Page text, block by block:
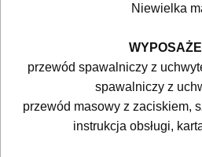
METALU
WARSZTATOWE
Niewielka
przewód spawalniczy z
spawalniczy z
przewód masowy z zaciskiem,
instrukcja obsługi,